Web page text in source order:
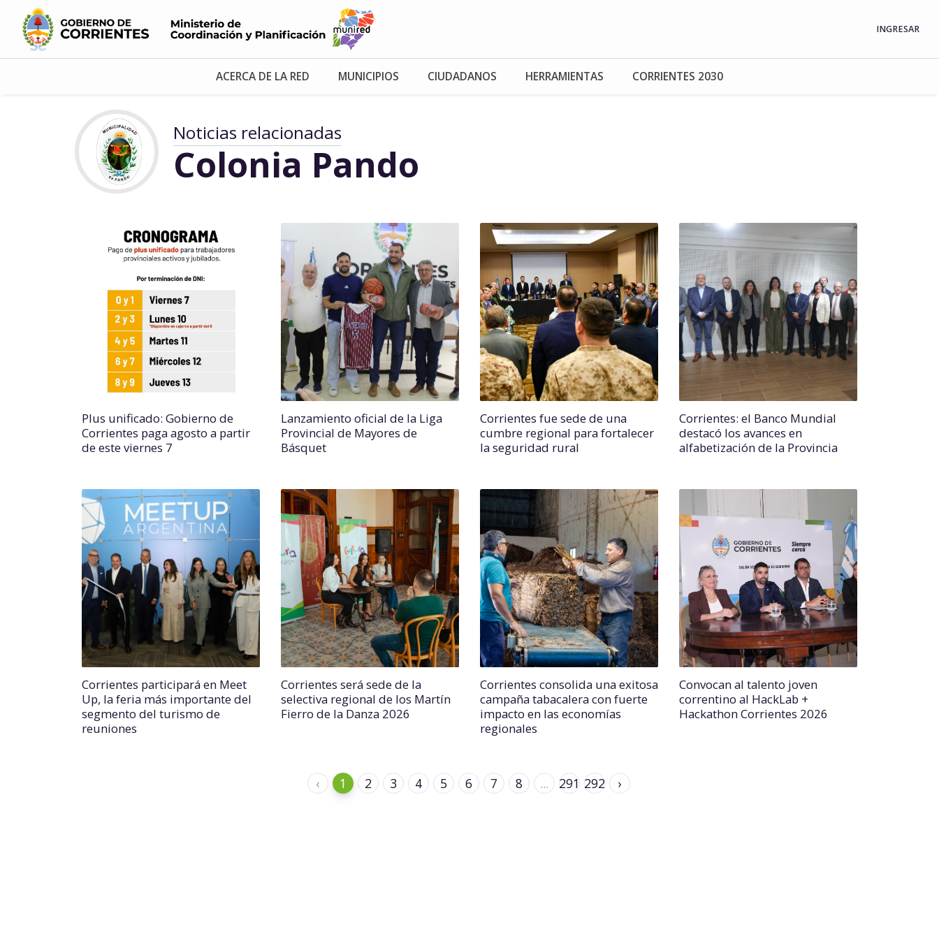
INGRESAR
ACERCA DE LA RED MUNICIPIOS CIUDADANOS HERRAMIENTAS CORRIENTES 2030
Noticias relacionadas
Colonia Pando
Plus unificado: Gobierno de
Corrientes paga agosto a partir
de este viernes 7
Lanzamiento oficial de la Liga
Provincial de Mayores de
Básquet
Corrientes fue sede de una
cumbre regional para fortalecer
la seguridad rural
Corrientes: el Banco Mundial
destacó los avances en
alfabetización de la Provincia
Corrientes participará en Meet
Up, la feria más importante del
segmento del turismo de
reuniones
Corrientes será sede de la
selectiva regional de los Martín
Fierro de la Danza 2026
Corrientes consolida una exitosa
campaña tabacalera con fuerte
impacto en las economías
regionales
Convocan al talento joven
correntino al HackLab +
Hackathon Corrientes 2026
‹ 1 2 3 4 5 6 7 8 ... 291 292 ›